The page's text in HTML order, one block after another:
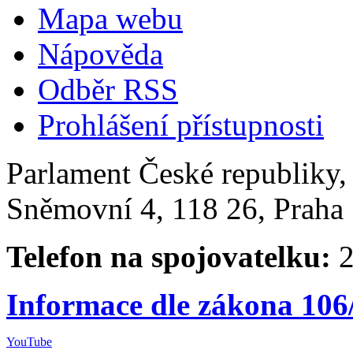
Mapa webu
Nápověda
Odběr RSS
Prohlášení přístupnosti
Parlament České
Sněmovní 4, 118 26,
Telefon na spojovatelku:
Informace dle zákona
YouTube